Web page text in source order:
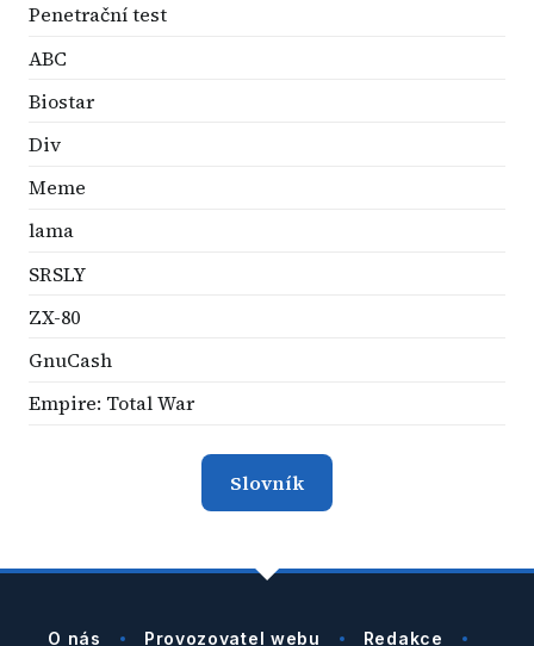
Penetrační test
ABC
Biostar
Div
Meme
lama
SRSLY
ZX-80
GnuCash
Empire: Total War
Slovník
O nás Provozovatel webu
Redakce